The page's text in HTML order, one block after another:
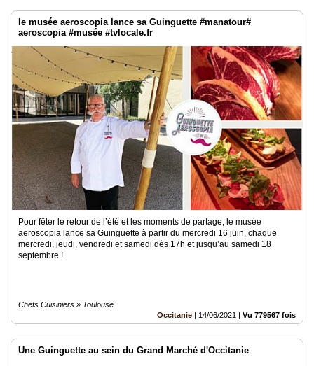
le musée aeroscopia lance sa Guinguette #manatour#
aeroscopia #musée #tvlocale.fr
Pour fêter le retour de l’été et les moments de partage, le musée
aeroscopia lance sa Guinguette à partir du mercredi 16 juin, chaque
mercredi, jeudi, vendredi et samedi dès 17h et jusqu’au samedi 18
septembre !
Chefs Cuisiniers » Toulouse
Occitanie | 14/06/2021 | Vu 779567 fois
Une Guinguette au sein du Grand Marché d'Occitanie